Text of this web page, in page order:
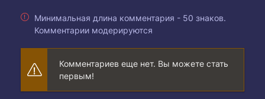
Минимальная длина комментария - 50 знаков.
Комментарии модерируются
Комментариев еще нет. Вы можете стать
первым!